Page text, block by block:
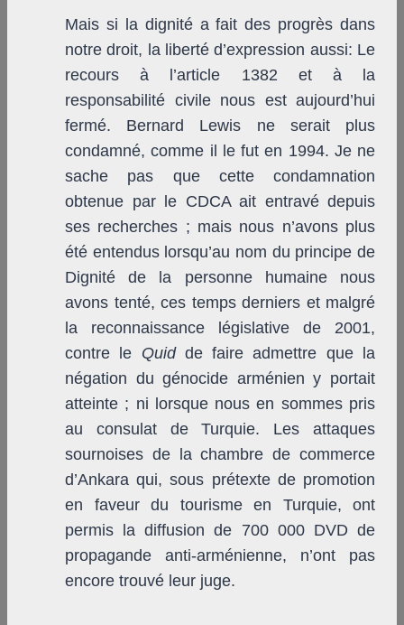
Mais si la dignité a fait des progrès dans
notre droit, la liberté d’expression aussi: Le
recours à l’article 1382 et à la
responsabilité civile nous est aujourd’hui
fermé. Bernard Lewis ne serait plus
condamné, comme il le fut en 1994. Je ne
sache pas que cette condamnation
obtenue par le CDCA ait entravé depuis
ses recherches ; mais nous n’avons plus
été entendus lorsqu’au nom du principe de
Dignité de la personne humaine nous
avons tenté, ces temps derniers et malgré
la reconnaissance législative de 2001,
contre le Quidde faire admettre que la
négation du génocide arménien y portait
atteinte ; ni lorsque nous en sommes pris
au consulat de Turquie. Les attaques
sournoises de la chambre de commerce
d’Ankara qui, sous prétexte de promotion
en faveur du tourisme en Turquie, ont
permis la diffusion de 700 000 DVD de
propagande anti-arménienne, n’ont pas
encore trouvé leur juge.